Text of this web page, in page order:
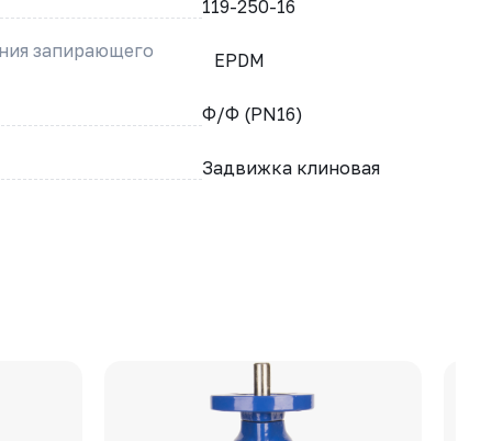
119-250-16
запирающего
EPDM
Ф/Ф (PN16)
Задвижка клиновая